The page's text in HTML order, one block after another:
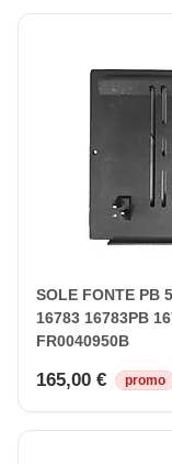
SOLE FONTE PB
16783 16783PB
FR0040950B
165,00 € promo